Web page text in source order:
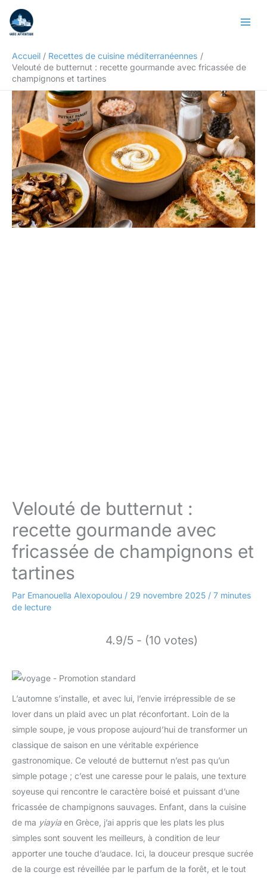
contenu
Accueil
Recettes de cuisine méditerranéennes
Velouté de butternut : recette gourmande avec fricassée de
champignons et tartines
Velouté de butternut :
recette gourmande avec
fricassée de champignons et
tartines
Par Emanouella Alexopoulou / 29 novembre 2025 / 7 minutes
de lecture
4.9/5 - (10 votes)
L’automne s’installe, et avec lui, l’envie irrépressible de se
lover dans un plaid avec un plat réconfortant. Loin de la
simple soupe, je vous propose aujourd’hui de transformer un
classique de saison en une véritable expérience
gastronomique. Ce velouté de butternut n’est pas qu’un
simple potage ; c’est une caresse pour le palais, une texture
soyeuse qui rencontre le caractère boisé et puissant d’une
fricassée de champignons sauvages. Enfant, dans la cuisine
de ma yiayia en Grèce, j’ai appris que les plats les plus
simples sont souvent les meilleurs, à condition de leur
apporter une touche d’audace. Ici, la douceur presque sucrée
de la courge est réveillée par le parfum de la forêt, et le tout
Rechercher